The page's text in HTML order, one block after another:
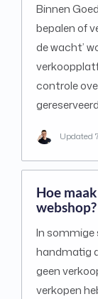
Binnen
bepalen of
de wacht’
controle
Updated
Hoe
webshop?
In sommige
handmatig
geen
verkopen